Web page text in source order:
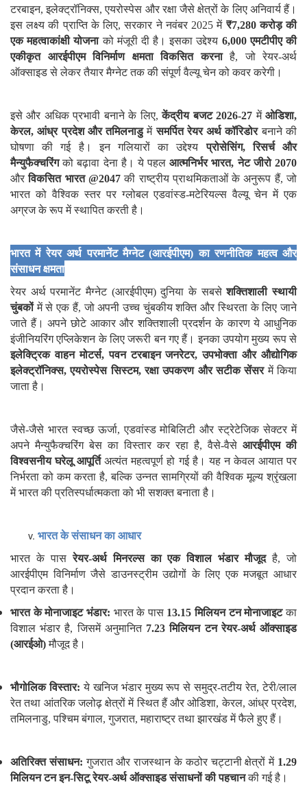
टरबाइन, इलेक्ट्रॉनिक्स, एयरोस्पेस और रक्षा जैसे क्षेत्रों के लिए अनिवार्य हैं।
इस लक्ष्य की प्राप्ति के लिए, सरकार ने नवंबर 2025 में ₹7,280करोड़ की
एक महत्वाकांक्षी योजनाको मंजूरी दी है। इसका उद्देश्य 6,000एमटीपीए की
एकीकृत आरईपीएम विनिर्माण क्षमता विकसित करनाहै, जो रेयर-अर्थ
ऑक्साइड से लेकर तैयार मैग्नेट तक की संपूर्ण वैल्यू चेन को कवर करेगी।
इसे और अधिक प्रभावी बनाने के लिए,केंद्रीय बजट 2026-27 मेंओडिशा,
केरल,आंध्र प्रदेश और तमिलनाडुमेंसमर्पित रेयर अर्थ कॉरिडोरबनाने की
घोषणा की गई है। इन गलियारों का उद्देश्यप्रोसेसिंग,रिसर्च और
मैन्युफैक्चरिंगको बढ़ावा देना है। ये पहलआत्मनिर्भर भारत,नेट जीरो 2070
औरविकसित भारत @2047की राष्ट्रीय प्राथमिकताओं के अनुरूप हैं, जो
भारत को वैश्विक स्तर पर ग्लोबल एडवांस्ड-मटेरियल्स वैल्यू चेन में एक
अग्रज के रूप में स्थापित करती है।
भारत में रेयर अर्थ परमानेंट मैग्नेट (आरईपीएम) का रणनीतिक महत्व और
संसाधन क्षमता
रेयर अर्थ परमानेंट मैग्नेट (आरईपीएम) दुनिया के सबसेशक्तिशाली स्थायी
चुंबकोंमें से एक हैं, जो अपनी उच्च चुंबकीय शक्ति और स्थिरता के लिए जाने
जाते हैं। अपने छोटे आकार और शक्तिशाली प्रदर्शन के कारण ये आधुनिक
इंजीनियरिंग एप्लिकेशन के लिए जरूरी बन गए हैं। इनका उपयोग मुख्य रूप से
इलेक्ट्रिक वाहन मोटर्स,पवन टरबाइन जनरेटर,उपभोक्ता और औद्योगिक
इलेक्ट्रॉनिक्स,एयरोस्पेस सिस्टम,रक्षा उपकरण और सटीक सेंसरमें किया
जाता है।
जैसे-जैसे भारत स्वच्छ ऊर्जा, एडवांस्ड मोबिलिटी और स्ट्रेटेजिक सेक्टर में
अपने मैन्युफैक्चरिंग बेस का विस्तार कर रहा है, वैसे-वैसे आरईपीएम की
विश्वसनीय घरेलू आपूर्तिअत्यंत महत्वपूर्ण हो गई है। यह न केवल आयात पर
निर्भरता को कम करता है, बल्कि उन्नत सामग्रियों की वैश्विक मूल्य श्रृंखला
में भारत की प्रतिस्पर्धात्मकता को भी सशक्त बनाता है।
भारत के संसाधन का आधार
भारत के पासरेयर-अर्थ मिनरल्स का एक विशाल भंडार मौजूदहै, जो
आरईपीएम विनिर्माण जैसे डाउनस्ट्रीम उद्योगों के लिए एक मजबूत आधार
प्रदान करता है।
भारत के मोनाजाइट भंडार: भारत के पास 13.15मिलियन टन मोनाजाइटका
विशाल भंडार है, जिसमें अनुमानित 7.23मिलियन टन रेयर-अर्थ ऑक्साइड
(आरईओ)मौजूद है।
भौगोलिक विस्तार: ये खनिज भंडार मुख्य रूप से समुद्र-तटीय रेत, टेरी/लाल
रेत तथा आंतरिक जलोढ़ क्षेत्रों में स्थित हैं और ओडिशा, केरल, आंध्र प्रदेश,
तमिलनाडु, पश्चिम बंगाल, गुजरात, महाराष्ट्र तथा झारखंड में फैले हुए हैं।
अतिरिक्त संसाधन: गुजरात और राजस्थान के कठोर चट्टानी क्षेत्रों में 1.29
मिलियन टन इन-सिटू रेयर-अर्थ ऑक्साइड संसाधनों की पहचानकी गई है।